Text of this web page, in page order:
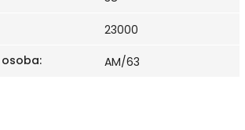
23000
: AM/63